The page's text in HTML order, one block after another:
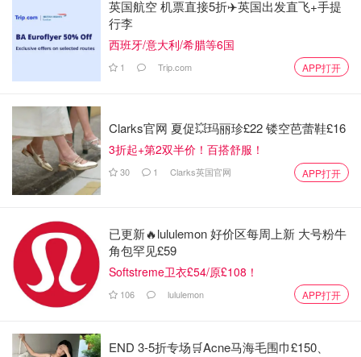
英国航空 机票直接5折✈️英国出发直飞+手提
行李
西班牙/意大利/希腊等6国
1 Trip.com APP打开
Clarks官网 夏促💥玛丽珍£22 镂空芭蕾鞋£16
3折起+第2双半价！百搭舒服！
30 1 Clarks英国官网 APP打开
已更新🔥lululemon 好价区每周上新 大号粉牛
角包罕见£59
Softstreme卫衣£54/原£108！
106 lululemon APP打开
END 3-5折专场🛒Acne马海毛围巾£150、